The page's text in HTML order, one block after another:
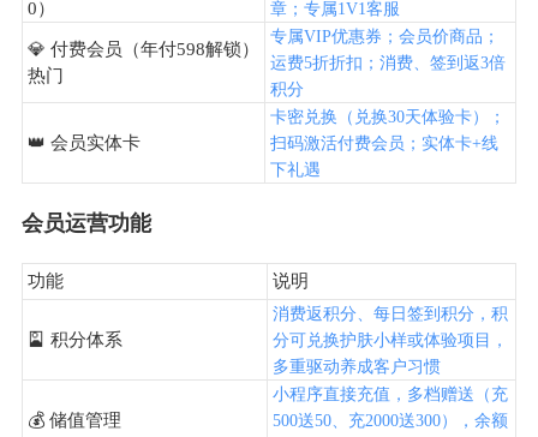
0） 章；专属1V1客服
💎 付费会员（年付598解锁）
热门
专属VIP优惠券；会员价商品；
运费5折折扣；消费、签到返3倍
积分
👑 会员实体卡
卡密兑换（兑换30天体验卡）；
扫码激活付费会员；实体卡+线
下礼遇
会员运营功能
功能 说明
🎴 积分体系
消费返积分、每日签到积分，积
分可兑换护肤小样或体验项目，
多重驱动养成客户习惯
💰 储值管理
小程序直接充值，多档赠送（充
500送50、充2000送300），余额